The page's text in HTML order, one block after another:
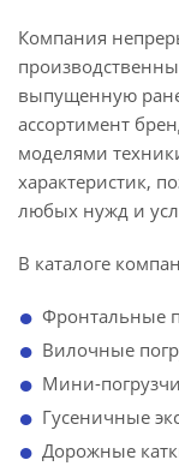
Компания
выпущенную
ассортимент
моделями
характеристик,
любых нужд и
В каталоге
Фронтальные
Вилочные
Мини-
Гусеничные
Дорожные